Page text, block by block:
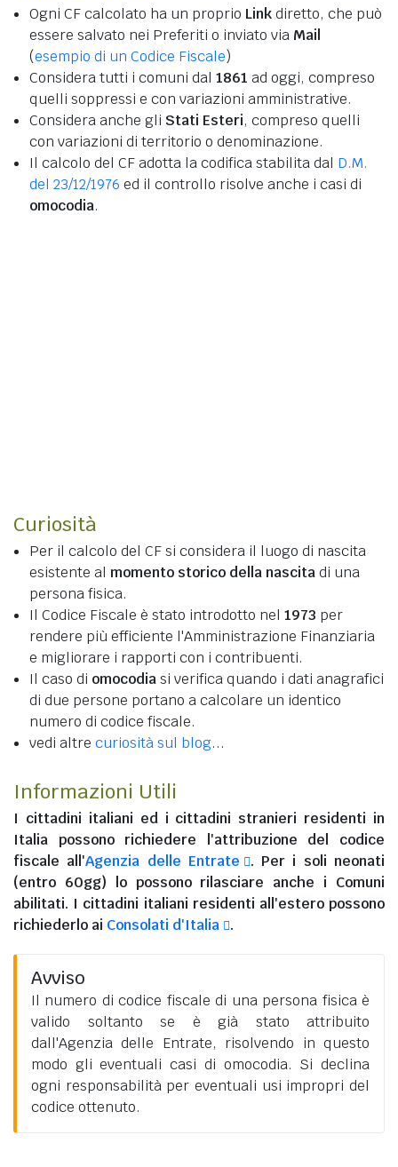
Ogni CF calcolato ha un proprio Linkdiretto, che può
essere salvato nei Preferiti o inviato via Mail
(esempio di un Codice Fiscale)
Considera tutti i comuni dal 1861 ad oggi, compreso
quelli soppressi e con variazioni amministrative.
Considera anche gli Stati Esteri, compreso quelli
con variazioni di territorio o denominazione.
Il calcolo del CF adotta la codifica stabilita dal D.M.
del 23/12/1976 ed il controllo risolve anche i casi di
omocodia.
Curiosità
Per il calcolo del CF si considera il luogo di nascita
esistente al momento storico della nascitadi una
persona fisica.
Il Codice Fiscale è stato introdotto nel 1973 per
rendere più efficiente l'Amministrazione Finanziaria
e migliorare i rapporti con i contribuenti.
Il caso di omocodiasi verifica quando i dati anagrafici
di due persone portano a calcolare un identico
numero di codice fiscale.
vedi altre curiosità sul blog...
Informazioni Utili
I cittadini italiani ed i cittadini stranieri residenti in
Italia possono richiedere l'attribuzione del codice
fiscale all'Agenzia delle Entrate
. Per i soli neonati
(entro 60gg) lo possono rilasciare anche i Comuni
abilitati. I cittadini italiani residenti all'esteropossono
richiederlo ai Consolati d'Italia .
Avviso
Il numero di codice fiscale di una persona fisica è
valido soltanto se è già stato attribuito
dall'Agenzia delle Entrate, risolvendo in questo
modo gli eventuali casi di omocodia. Si declina
ogni responsabilità per eventuali usi impropri del
codice ottenuto.